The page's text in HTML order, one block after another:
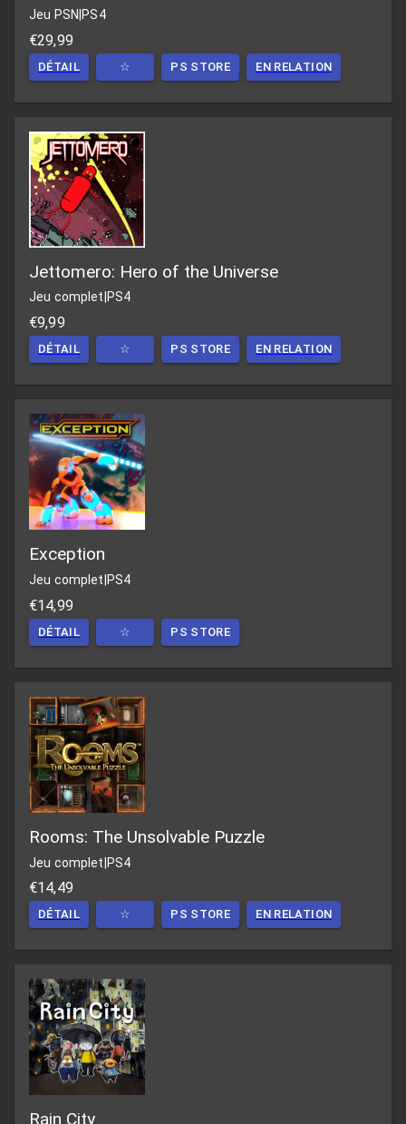
Jeu PSN PS4
€29,99
DÉTAIL ☆ PS STORE EN RELATION
Jettomero: Hero of the Universe
Jeu complet PS4
€9,99
DÉTAIL ☆ PS STORE EN RELATION
Exception
Jeu complet PS4
€14,99
DÉTAIL ☆ PS STORE
Rooms: The Unsolvable Puzzle
Jeu complet|PS4
€14,49
DÉTAIL ☆ PS STORE EN RELATION
Rain City